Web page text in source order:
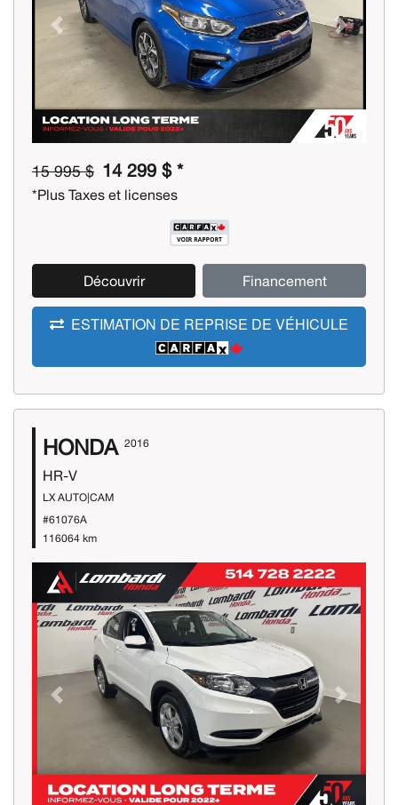
Previous Next
15 995 $ 14 299 $ *
*Plus Taxes et licenses
Découvrir Financement
ESTIMATION DE REPRISE DE VÉHICULE
HONDA 2016
HR-V
LX AUTO|CAM
#61076A
116064 km
Previous Next